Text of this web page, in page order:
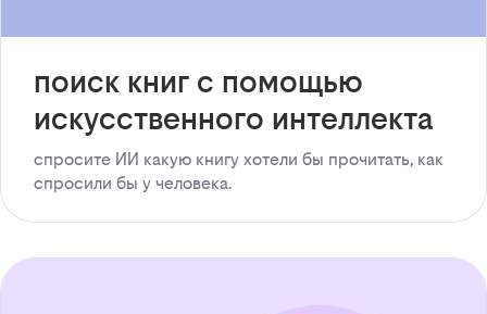
поиск книг с помощью
искусственного интеллекта
спросите ИИ какую книгу хотели бы прочитать, как
спросили бы у человека.